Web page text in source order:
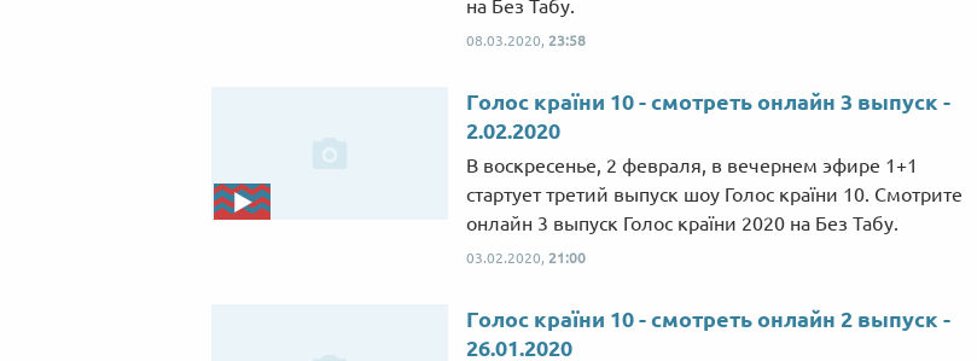
на Без Табу.
08.03.2020, 23:58
Голос країни 10 - смотреть онлайн 3 выпуск -
2.02.2020
В воскресенье, 2 февраля, в вечернем эфире 1+1
стартует третий выпуск шоу Голос країни 10. Смотрите
онлайн 3 выпуск Голос країни 2020 на Без Табу.
03.02.2020, 21:00
Голос країни 10 - смотреть онлайн 2 выпуск -
26.01.2020